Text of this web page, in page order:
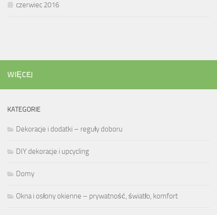
czerwiec 2016
WIĘCEJ
KATEGORIE
Dekoracje i dodatki – reguły doboru
DIY dekoracje i upcycling
Domy
Okna i osłony okienne – prywatność, światło, komfort